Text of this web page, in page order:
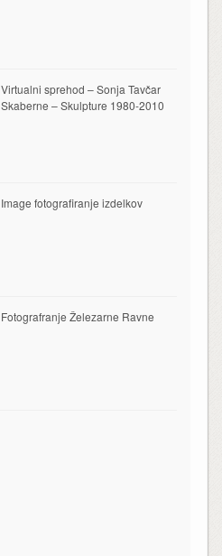
Virtualni sprehod – Sonja Tavčar
Skaberne – Skulpture 1980-2010
Image fotografiranje izdelkov
Fotografranje Železarne Ravne